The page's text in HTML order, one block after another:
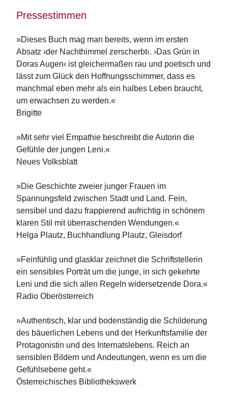
Pressestimmen
»Dieses Buch mag man bereits, wenn im ersten
Absatz ›der Nachthimmel zerscherbt‹. ›Das Grün in
Doras Augen‹ ist gleichermaßen rau und poetisch und
lässt zum Glück den Hoffnungsschimmer, dass es
manchmal eben mehr als ein halbes Leben braucht,
um erwachsen zu werden.«
Brigitte
»Mit sehr viel Empathie beschreibt die Autorin die
Gefühle der jungen Leni.«
Neues Volksblatt
»Die Geschichte zweier junger Frauen im
Spannungsfeld zwischen Stadt und Land. Fein,
sensibel und dazu frappierend aufrichtig in schönem
klaren Stil mit überraschenden Wendungen.«
Helga Plautz, Buchhandlung Plautz, Gleisdorf
»Feinfühlig und glasklar zeichnet die Schriftstellerin
ein sensibles Porträt um die junge, in sich gekehrte
Leni und die sich allen Regeln widersetzende Dora.«
Radio Oberösterreich
»Authentisch, klar und bodenständig die Schilderung
des bäuerlichen Lebens und der Herkunftsfamilie der
Protagonistin und des Internatslebens. Reich an
sensiblen Bildern und Andeutungen, wenn es um die
Gefühlsebene geht.«
Österreichisches Bibliothekswerk